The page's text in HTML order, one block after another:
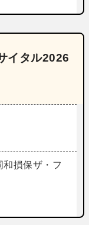
イタル2026
和損保ザ・フ